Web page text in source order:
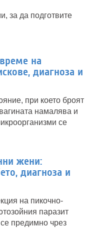
за да подготвите
на
диагноза и
при което броят
намалява и
се
жени:
диагноза и
на пикочно-
паразит
предимно чрез